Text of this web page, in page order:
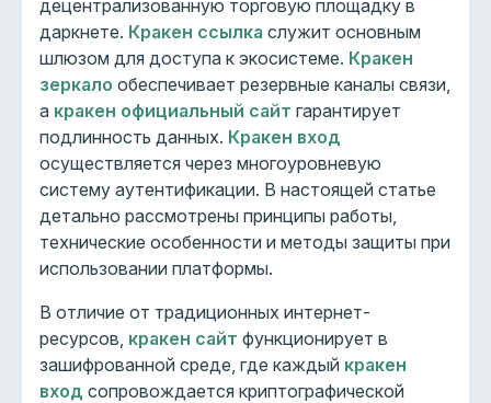
децентрализованную торговую площадку в
даркнете. Кракен ссылка служит основным
шлюзом для доступа к экосистеме. Кракен
зеркало обеспечивает резервные каналы связи,
а кракен официальный сайт гарантирует
подлинность данных. Кракен вход
осуществляется через многоуровневую
систему аутентификации. В настоящей статье
детально рассмотрены принципы работы,
технические особенности и методы защиты при
использовании платформы.
В отличие от традиционных интернет-
ресурсов, кракен сайт функционирует в
зашифрованной среде, где каждый кракен
вход сопровождается криптографической